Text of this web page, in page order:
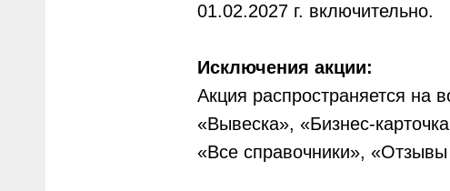
01.02.2027 г. включительно.
Исключения акции:
Акция распространяется на
«Вывеска», «Бизнес-
«Все справочники»,